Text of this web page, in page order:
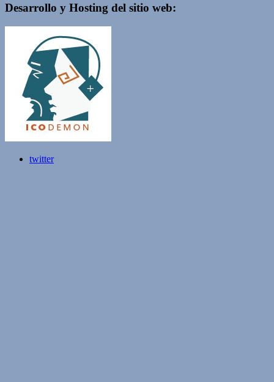
Desarrollo y Hosting del sitio web:
twitter